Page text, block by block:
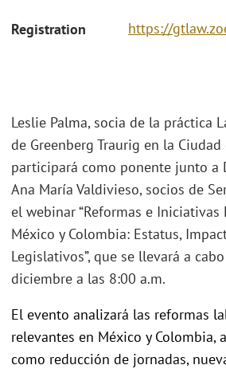
Registration https://
Leslie Palma, socia de la práctica
de Greenberg Traurig en la Ciudad
participará como ponente junto a
Ana María Valdivieso, socios de
el webinar “Reformas e
México y Colombia: Estatus,
Legislativos”, que se llevará a
diciembre a las 8:00 a.m.
El evento analizará las reformas
relevantes en México y Colombia,
como reducción de jornadas,